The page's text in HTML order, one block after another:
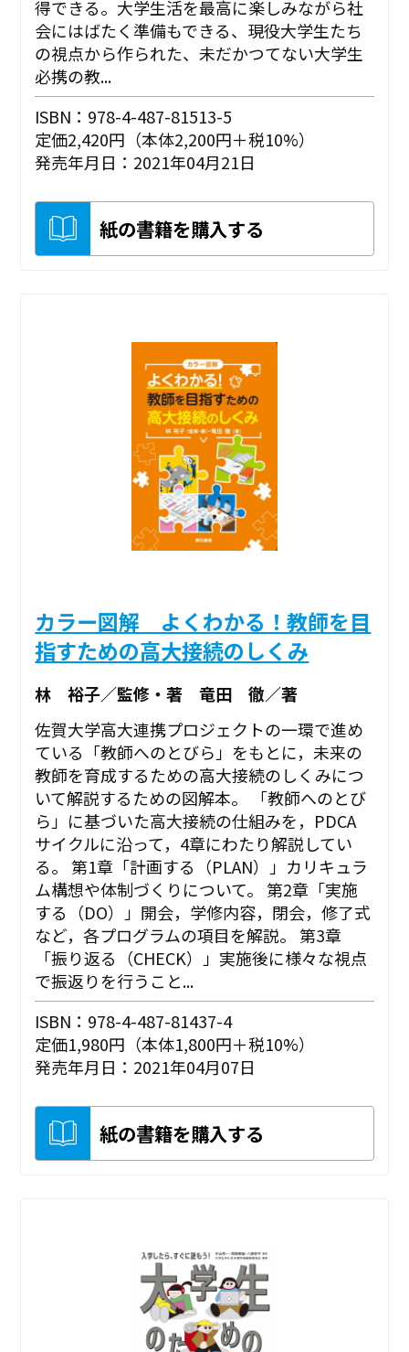
得できる。大学生活を最高に楽しみながら社
会にはばたく準備もできる、現役大学生たち
の視点から作られた、未だかつてない大学生
必携の教...
ISBN：978-4-487-81513-5
定価2,420円（本体2,200円＋税10%）
発売年月日：2021年04月21日
紙の書籍を購入する
カラー図解 よくわかる！教師を目
指すための高大接続のしくみ
林 裕子／監修・著 竜田 徹／著
佐賀大学高大連携プロジェクトの一環で進め
ている「教師へのとびら」をもとに，未来の
教師を育成するための高大接続のしくみにつ
いて解説するための図解本。 「教師へのとび
ら」に基づいた高大接続の仕組みを，PDCA
サイクルに沿って，4章にわたり解説してい
る。 第1章「計画する（PLAN）」カリキュラ
ム構想や体制づくりについて。 第2章「実施
する（DO）」開会，学修内容，閉会，修了式
など，各プログラムの項目を解説。 第3章
「振り返る（CHECK）」実施後に様々な視点
で振返りを行うこと...
ISBN：978-4-487-81437-4
定価1,980円（本体1,800円＋税10%）
発売年月日：2021年04月07日
紙の書籍を購入する